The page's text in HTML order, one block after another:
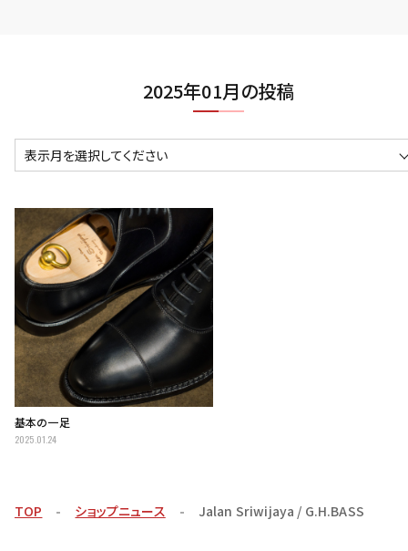
2025年01月の投稿
表示月を選択してください
基本の一足
2025.01.24
TOP ショップニュース Jalan Sriwijaya / G.H.BASS